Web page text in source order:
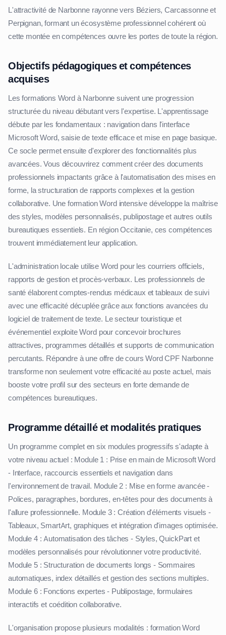
L'attractivité de Narbonne rayonne vers Béziers, Carcassonne et
Perpignan, formant un écosystème professionnel cohérent où
cette montée en compétences ouvre les portes de toute la région.
Objectifs pédagogiques et compétences
acquises
Les formations Word à Narbonne suivent une progression
structurée du niveau débutant vers l'expertise. L'apprentissage
débute par les fondamentaux : navigation dans l'interface
Microsoft Word, saisie de texte efficace et mise en page basique.
Ce socle permet ensuite d'explorer des fonctionnalités plus
avancées. Vous découvrirez comment créer des documents
professionnels impactants grâce à l'automatisation des mises en
forme, la structuration de rapports complexes et la gestion
collaborative. Une formation Word intensive développe la maîtrise
des styles, modèles personnalisés, publipostage et autres outils
bureautiques essentiels. En région Occitanie, ces compétences
trouvent immédiatement leur application.
L'administration locale utilise Word pour les courriers officiels,
rapports de gestion et procès-verbaux. Les professionnels de
santé élaborent comptes-rendus médicaux et tableaux de suivi
avec une efficacité décuplée grâce aux fonctions avancées du
logiciel de traitement de texte. Le secteur touristique et
événementiel exploite Word pour concevoir brochures
attractives, programmes détaillés et supports de communication
percutants. Répondre à une offre de cours Word CPF Narbonne
transforme non seulement votre efficacité au poste actuel, mais
booste votre profil sur des secteurs en forte demande de
compétences bureautiques.
Programme détaillé et modalités pratiques
Un programme complet en six modules progressifs s'adapte à
votre niveau actuel : Module 1 : Prise en main de Microsoft Word
- Interface, raccourcis essentiels et navigation dans
l'environnement de travail. Module 2 : Mise en forme avancée -
Polices, paragraphes, bordures, en-têtes pour des documents à
l'allure professionnelle. Module 3 : Création d'éléments visuels -
Tableaux, SmartArt, graphiques et intégration d'images optimisée.
Module 4 : Automatisation des tâches - Styles, QuickPart et
modèles personnalisés pour révolutionner votre productivité.
Module 5 : Structuration de documents longs - Sommaires
automatiques, index détaillés et gestion des sections multiples.
Module 6 : Fonctions expertes - Publipostage, formulaires
interactifs et coédition collaborative.
L'organisation propose plusieurs modalités : formation Word